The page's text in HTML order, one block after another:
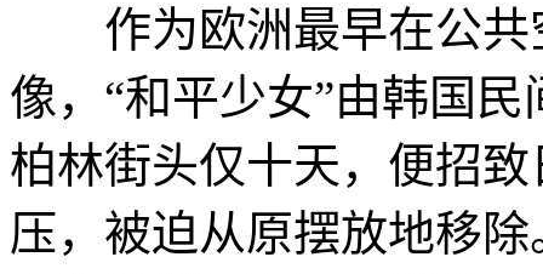
作为欧洲最早在公共
像，“和平少女”由韩国
柏林街头仅十天，便招
压，被迫从原摆放地移